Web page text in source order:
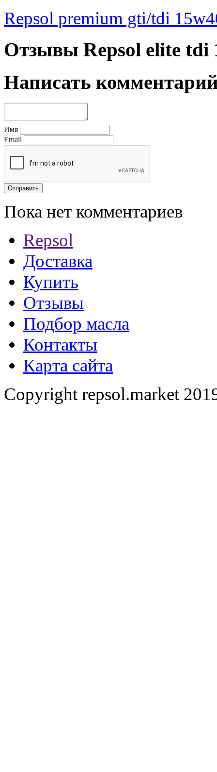
Repsol premium gti/tdi
Отзывы Repsol elite tdi
Написать
Имя
Email
Пока нет комментариев
Repsol
Доставка
Купить
Отзывы
Подбор масла
Контакты
Карта сайта
Copyright repsol.market